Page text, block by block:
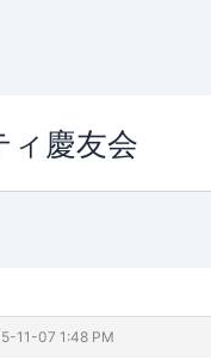
ィ慶友会
11-07 1:48 PM